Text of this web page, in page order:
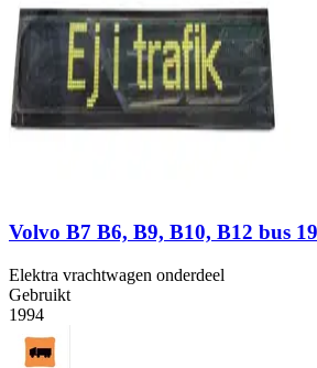
Volvo B7 B6, B9, B10, B12 bus
Elektra vrachtwagen onderdeel
Gebruikt
1994